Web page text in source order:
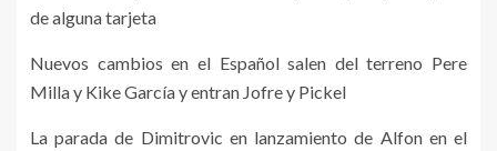
de alguna tarjeta
Nuevos cambios en el Español salen del terreno Pere
Milla y Kike García y entran Jofre y Pickel
La parada de Dimitrovic en lanzamiento de Alfon en el